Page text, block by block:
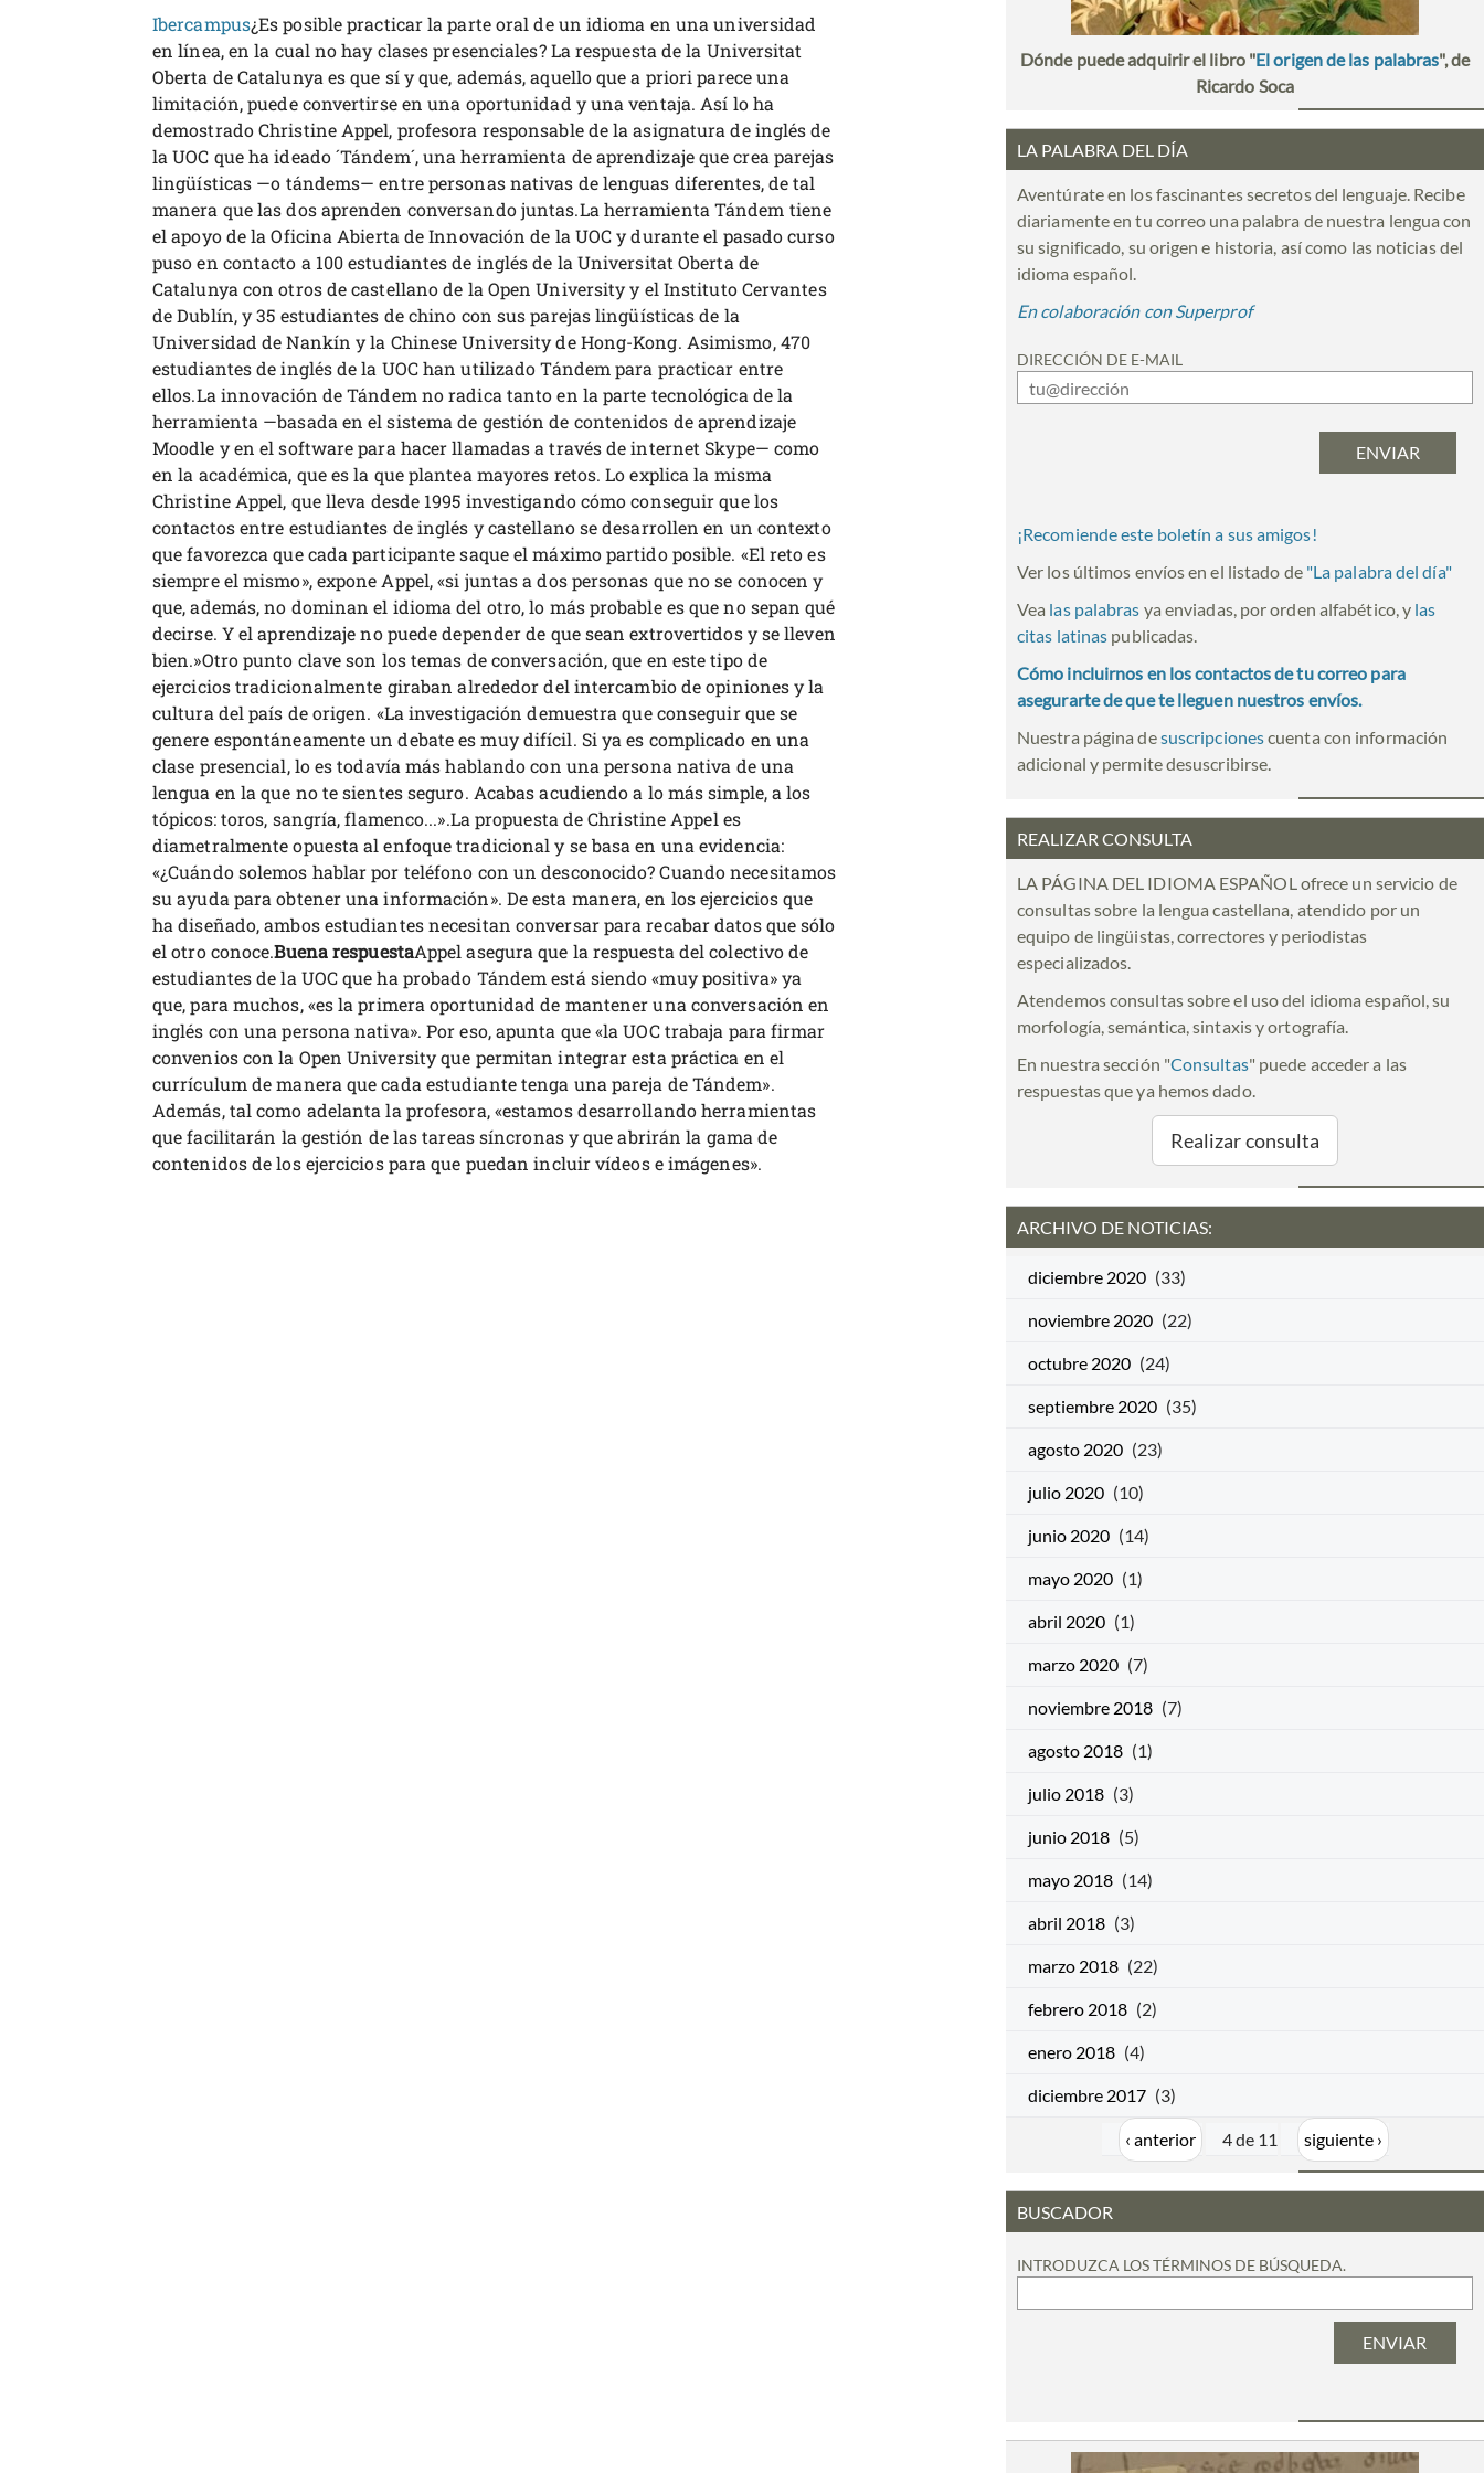
Ibercampus¿Es posible practicar la parte oral de un idioma en una universidad
en línea, en la cual no hay clases presenciales? La respuesta de la Universitat
Oberta de Catalunya es que sí y que, además, aquello que a priori parece una
limitación, puede convertirse en una oportunidad y una ventaja. Así lo ha
demostrado Christine Appel, profesora responsable de la asignatura de inglés de
la UOC que ha ideado ´Tándem´, una herramienta de aprendizaje que crea parejas
lingüísticas —o tándems— entre personas nativas de lenguas diferentes, de tal
manera que las dos aprenden conversando juntas.La herramienta Tándem tiene
el apoyo de la Oficina Abierta de Innovación de la UOC y durante el pasado curso
puso en contacto a 100 estudiantes de inglés de la Universitat Oberta de
Catalunya con otros de castellano de la Open University y el Instituto Cervantes
de Dublín, y 35 estudiantes de chino con sus parejas lingüísticas de la
Universidad de Nankín y la Chinese University de Hong-Kong. Asimismo, 470
estudiantes de inglés de la UOC han utilizado Tándem para practicar entre
ellos.La innovación de Tándem no radica tanto en la parte tecnológica de la
herramienta —basada en el sistema de gestión de contenidos de aprendizaje
Moodle y en el software para hacer llamadas a través de internet Skype— como
en la académica, que es la que plantea mayores retos. Lo explica la misma
Christine Appel, que lleva desde 1995 investigando cómo conseguir que los
contactos entre estudiantes de inglés y castellano se desarrollen en un contexto
que favorezca que cada participante saque el máximo partido posible. «El reto es
siempre el mismo», expone Appel, «si juntas a dos personas que no se conocen y
que, además, no dominan el idioma del otro, lo más probable es que no sepan qué
decirse. Y el aprendizaje no puede depender de que sean extrovertidos y se lleven
bien.»Otro punto clave son los temas de conversación, que en este tipo de
ejercicios tradicionalmente giraban alrededor del intercambio de opiniones y la
cultura del país de origen. «La investigación demuestra que conseguir que se
genere espontáneamente un debate es muy difícil. Si ya es complicado en una
clase presencial, lo es todavía más hablando con una persona nativa de una
lengua en la que no te sientes seguro. Acabas acudiendo a lo más simple, a los
tópicos: toros, sangría, flamenco...».La propuesta de Christine Appel es
diametralmente opuesta al enfoque tradicional y se basa en una evidencia:
«¿Cuándo solemos hablar por teléfono con un desconocido? Cuando necesitamos
su ayuda para obtener una información». De esta manera, en los ejercicios que
ha diseñado, ambos estudiantes necesitan conversar para recabar datos que sólo
el otro conoce.Buena respuestaAppel asegura que la respuesta del colectivo de
estudiantes de la UOC que ha probado Tándem está siendo «muy positiva» ya
que, para muchos, «es la primera oportunidad de mantener una conversación en
inglés con una persona nativa». Por eso, apunta que «la UOC trabaja para firmar
convenios con la Open University que permitan integrar esta práctica en el
currículum de manera que cada estudiante tenga una pareja de Tándem».
Además, tal como adelanta la profesora, «estamos desarrollando herramientas
que facilitarán la gestión de las tareas síncronas y que abrirán la gama de
contenidos de los ejercicios para que puedan incluir vídeos e imágenes».
Dónde puede adquirir el libro "El origen de las palabras", de
Ricardo Soca
LA PALABRA DEL DÍA
Aventúrate en los fascinantes secretos del lenguaje. Recibe
diariamente en tu correo una palabra de nuestra lengua con
su significado, su origen e historia, así como las noticias del
idioma español.
En colaboración con Superprof
DIRECCIÓN DE E-MAIL
¡Recomiende este boletín a sus amigos!
Ver los últimos envíos en el listado de "La palabra del día"
Vea las palabras ya enviadas, por orden alfabético, y las
citas latinas publicadas.
Cómo incluirnos en los contactos de tu correo para
asegurarte de que te lleguen nuestros envíos.
Nuestra página desuscripcionescuenta con información
adicional y permite desuscribirse.
REALIZAR CONSULTA
LA PÁGINA DEL IDIOMA ESPAÑOL ofrece un servicio de
consultas sobre la lengua castellana, atendido por un
equipo de lingüistas, correctores y periodistas
especializados.
Atendemos consultas sobre el uso del idioma español, su
morfología, semántica, sintaxis y ortografía.
En nuestra sección "Consultas" puede acceder a las
respuestas que ya hemos dado.
Realizar consulta
ARCHIVO DE NOTICIAS:
diciembre 2020 (33)
noviembre 2020 (22)
octubre 2020 (24)
septiembre 2020 (35)
agosto 2020 (23)
julio 2020 (10)
junio 2020 (14)
mayo 2020 (1)
abril 2020 (1)
marzo 2020 (7)
noviembre 2018 (7)
agosto 2018 (1)
julio 2018 (3)
junio 2018 (5)
mayo 2018 (14)
abril 2018 (3)
marzo 2018 (22)
febrero 2018 (2)
enero 2018 (4)
diciembre 2017 (3)
‹ anterior 4 de 11 siguiente ›
BUSCADOR
INTRODUZCA LOS TÉRMINOS DE BÚSQUEDA.